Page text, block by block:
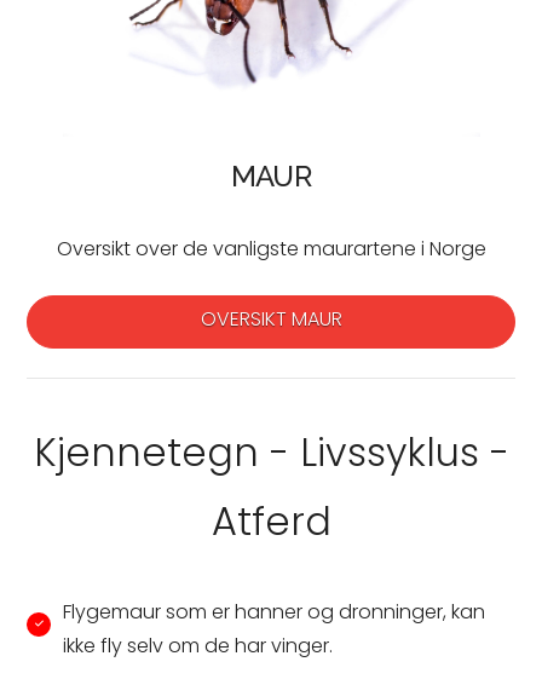
MAUR
Oversikt over de vanligste maurartene i Norge
OVERSIKT MAUR
Kjennetegn - Livssyklus -
Atferd
Flygemaur som er hanner og dronninger, kan
ikke fly selv om de har vinger.